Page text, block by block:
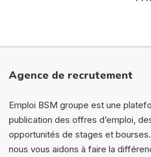
Agence de recrutement
Emploi BSM groupe est une
publication des offres d’emploi,
opportunités de stages et
nous vous aidons à faire la